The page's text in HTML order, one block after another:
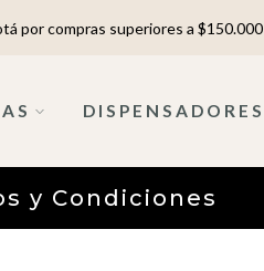
por compras superiores a $150.000
DISPENSADORES
y Condiciones